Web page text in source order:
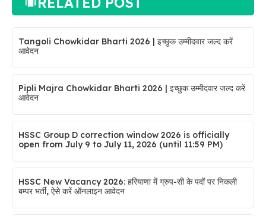
Tangoli Chowkidar Bharti 2026 | इच्छुक उम्मीदवार जल्द करें
आवेदन
Pipli Majra Chowkidar Bharti 2026 | इच्छुक उम्मीदवार जल्द करें
आवेदन
HSSC Group D correction window 2026 is officially
open from July 9 to July 11, 2026 (until 11:59 PM)
HSSC New Vacancy 2026: हरियाणा में ग्रुप-सी के पदों पर निकली
बम्पर भर्ती, ऐसे करें ऑनलाइन आवेदन